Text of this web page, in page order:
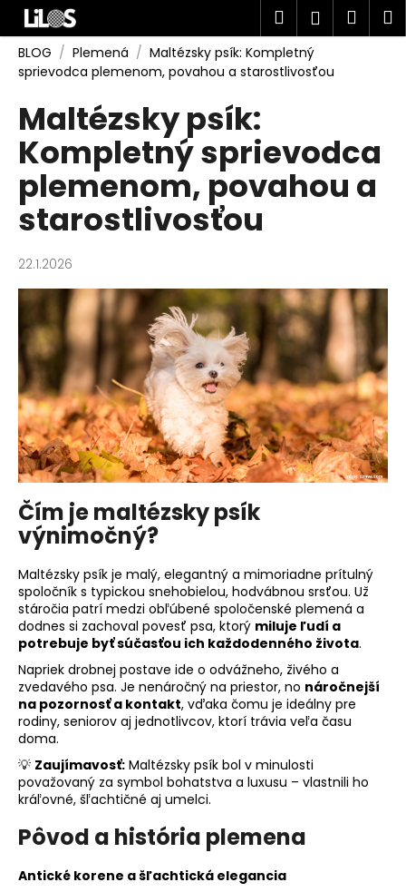
Prejsť
obsah
Hľadať
BLOG / Plemená / Maltézsky psík: Kompletný
sprievodca plemenom, povahou a starostlivosťou
Maltézsky psík:
Kompletný sprievodca
plemenom, povahou a
starostlivosťou
22.1.2026
Čím je maltézsky psík
výnimočný?
Maltézsky psík je malý, elegantný a mimoriadne prítulný
spoločník s typickou snehobielou, hodvábnou srsťou. Už
stáročia patrí medzi obľúbené spoločenské plemená a
dodnes si zachoval povesť psa, ktorý miluje ľudí a
potrebuje byť súčasťou ich každodenného života.
Napriek drobnej postave ide o odvážneho, živého a
zvedavého psa. Je nenáročný na priestor, no náročnejší
na pozornosť a kontakt, vďaka čomu je ideálny pre
rodiny, seniorov aj jednotlivcov, ktorí trávia veľa času
doma.
💡 Zaujímavosť: Maltézsky psík bol v minulosti
považovaný za symbol bohatstva a luxusu – vlastnili ho
kráľovné, šľachtičné aj umelci.
Pôvod a história plemena
Antické korene a šľachtická elegancia
o Späť
Späť
o
p
o
t
r
e
b
u
j
e
t
e
n
á
j
s
ť
?
HĽADAŤ
O
d
p
o
r
ú
a
e